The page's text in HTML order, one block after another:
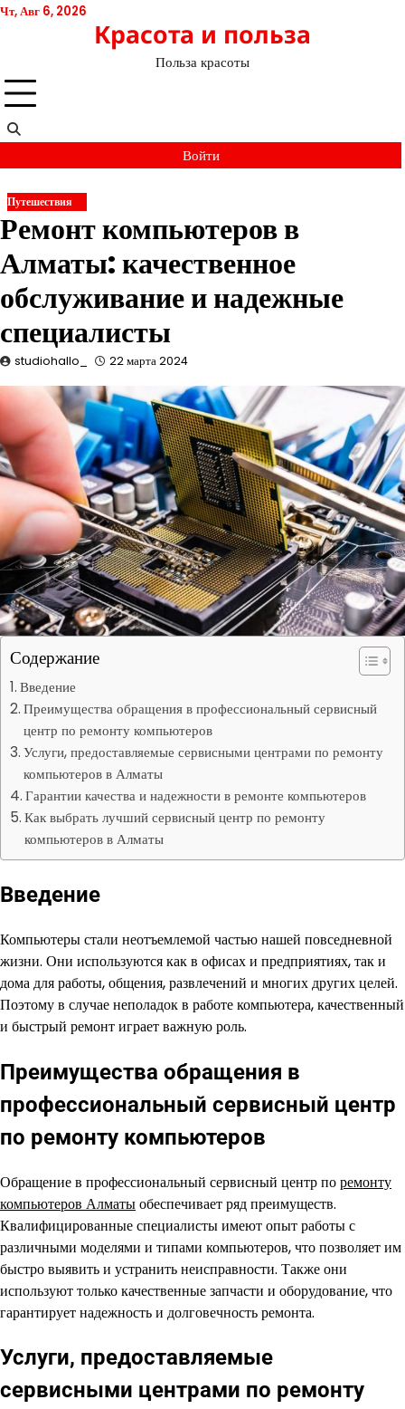
Перейти
Чт, Авг 6, 2026
Красота и польза
Польза красоты
Войти
Путешествия
Ремонт компьютеров в
Алматы: качественное
обслуживание и надежные
специалисты
studiohallo_ 22 марта 2024
Содержание
Введение
Преимущества обращения в профессиональный сервисный
центр по ремонту компьютеров
Услуги, предоставляемые сервисными центрами по ремонту
компьютеров в Алматы
Гарантии качества и надежности в ремонте компьютеров
Как выбрать лучший сервисный центр по ремонту
компьютеров в Алматы
Введение
Компьютеры стали неотъемлемой частью нашей повседневной
жизни. Они используются как в офисах и предприятиях, так и
дома для работы, общения, развлечений и многих других целей.
Поэтому в случае неполадок в работе компьютера, качественный
и быстрый ремонт играет важную роль.
Преимущества обращения в
профессиональный сервисный центр
по ремонту компьютеров
Обращение в профессиональный сервисный центр поремонту
компьютеров Алматыобеспечивает ряд преимуществ.
Квалифицированные специалисты имеют опыт работы с
различными моделями и типами компьютеров, что позволяет им
быстро выявить и устранить неисправности. Также они
используют только качественные запчасти и оборудование, что
гарантирует надежность и долговечность ремонта.
Услуги, предоставляемые
сервисными центрами по ремонту